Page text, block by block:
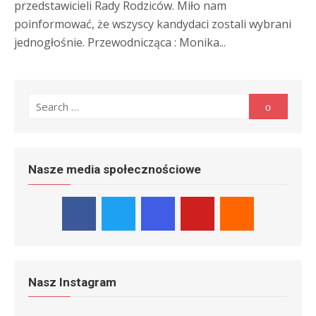
przedstawicieli Rady Rodziców. Miło nam
poinformować, że wszyscy kandydaci zostali wybrani
jednogłośnie. Przewodnicząca : Monika...
for:
Nasze media społecznościowe
Nasz Instagram